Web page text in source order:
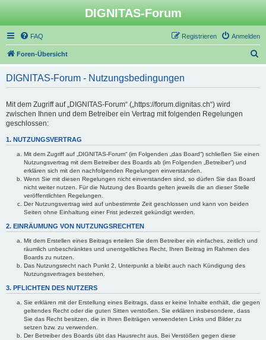
DIGNITAS-Forum
FAQ Anmelden
Registrieren
Foren-Übersicht
DIGNITAS-Forum - Nutzungsbedingungen
Mit dem Zugriff auf „DIGNITAS-Forum“ („https://forum.dignitas.ch“) wird
zwischen Ihnen und dem Betreiber ein Vertrag mit folgenden Regelungen
geschlossen:
1. NUTZUNGSVERTRAG
Mit dem Zugriff auf „DIGNITAS-Forum“ (im Folgenden „das Board“) schließen Sie einen
Nutzungsvertrag mit dem Betreiber des Boards ab (im Folgenden „Betreiber“) und
erklären sich mit den nachfolgenden Regelungen einverstanden.
Wenn Sie mit diesen Regelungen nicht einverstanden sind, so dürfen Sie das Board
nicht weiter nutzen. Für die Nutzung des Boards gelten jeweils die an dieser Stelle
veröffentlichten Regelungen.
Der Nutzungsvertrag wird auf unbestimmte Zeit geschlossen und kann von beiden
Seiten ohne Einhaltung einer Frist jederzeit gekündigt werden.
2. EINRÄUMUNG VON NUTZUNGSRECHTEN
Mit dem Erstellen eines Beitrags erteilen Sie dem Betreiber ein einfaches, zeitlich und
räumlich unbeschränktes und unentgeltliches Recht, Ihren Beitrag im Rahmen des
Boards zu nutzen.
Das Nutzungsrecht nach Punkt 2, Unterpunkt a bleibt auch nach Kündigung des
Nutzungsvertrages bestehen.
3. PFLICHTEN DES NUTZERS
Sie erklären mit der Erstellung eines Beitrags, dass er keine Inhalte enthält, die gegen
geltendes Recht oder die guten Sitten verstoßen. Sie erklären insbesondere, dass
Sie das Recht besitzen, die in Ihren Beiträgen verwendeten Links und Bilder zu
setzen bzw. zu verwenden.
Der Betreiber des Boards übt das Hausrecht aus. Bei Verstößen gegen diese